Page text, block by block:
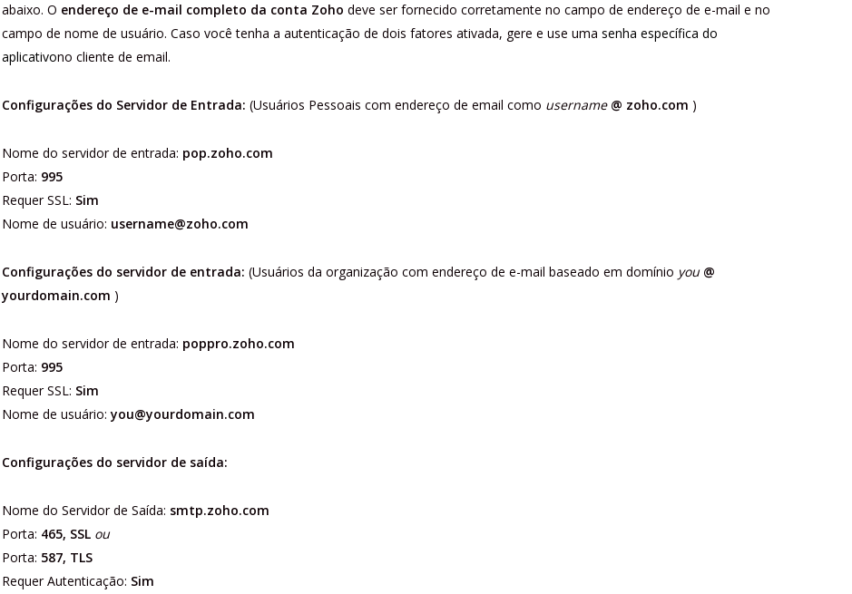
abaixo. O endereço de e-mail completo da conta Zoho deve ser fornecido corretamente no campo de endereço de e-mail e no
campo de nome de usuário. Caso você tenha a autenticação de dois fatores ativada, gere e use uma senha específica do
aplicativono cliente de email.
Configurações do Servidor de Entrada: (Usuários Pessoais com endereço de email como username @ zoho.com )
Nome do servidor de entrada: pop.zoho.com
Porta: 995
Requer SSL: Sim
Nome de usuário: username@zoho.com
Configurações do servidor de entrada: (Usuários da organização com endereço de e-mail baseado em domínio you @
yourdomain.com )
Nome do servidor de entrada: poppro.zoho.com
Porta: 995
Requer SSL: Sim
Nome de usuário:you@yourdomain.com
Configurações do servidor de saída:
Nome do Servidor de Saída: smtp.zoho.com
Porta: 465, SSL ou
Porta: 587, TLS
Requer Autenticação: Sim